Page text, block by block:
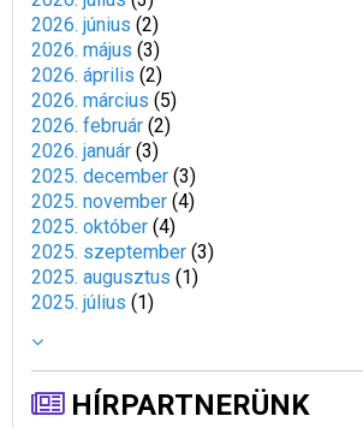
2026. június (2)
2026. május (3)
2026. április (2)
2026. március (5)
2026. február (2)
2026. január (3)
2025. december (3)
2025. november (4)
2025. október (4)
2025. szeptember (3)
2025. augusztus (1)
2025. július (1)
HÍRPARTNERÜNK